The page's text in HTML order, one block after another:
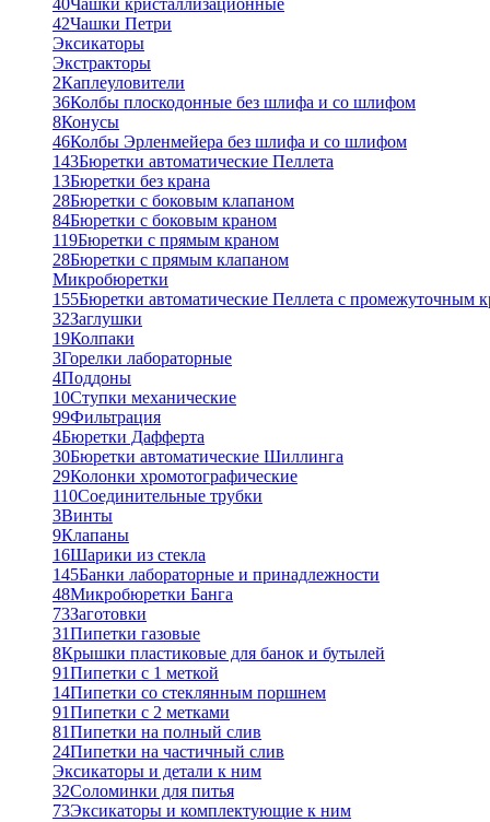
40Чашки кристаллизационные
42Чашки Петри
Эксикаторы
Экстракторы
2Каплеуловители
36Колбы плоскодонные без шлифа и со шлифом
8Конусы
46Колбы Эрленмейера без шлифа и со шлифом
143Бюретки автоматические Пеллета
13Бюретки без крана
28Бюретки с боковым клапаном
84Бюретки с боковым краном
119Бюретки с прямым краном
28Бюретки с прямым клапаном
Микробюретки
155Бюретки автоматические Пеллета с промежуточным
32Заглушки
19Колпаки
3Горелки лабораторные
4Поддоны
10Ступки механические
99Фильтрация
4Бюретки Дафферта
30Бюретки автоматические Шиллинга
29Колонки хромотографические
110Соединительные трубки
3Винты
9Клапаны
16Шарики из стекла
145Банки лабораторные и принадлежности
48Микробюретки Банга
73Заготовки
31Пипетки газовые
8Крышки пластиковые для банок и бутылей
91Пипетки с 1 меткой
14Пипетки со стеклянным поршнем
91Пипетки с 2 метками
81Пипетки на полный слив
24Пипетки на частичный слив
Эксикаторы и детали к ним
32Соломинки для питья
73Эксикаторы и комплектующие к ним